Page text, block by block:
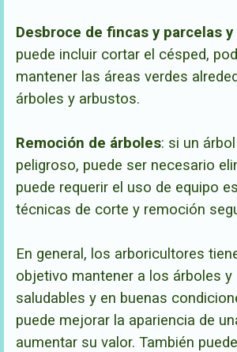
Desbroce de fincas y parcelas
puede incluir cortar el césped,
mantener las áreas verdes
árboles y arbustos.
Remoción de árboles: si un
peligroso, puede ser necesario
puede requerir el uso de equipo
técnicas de corte y remoción
En general, los arboricultores
objetivo mantener a los árboles y
saludables y en buenas
puede mejorar la apariencia de
aumentar su valor. También